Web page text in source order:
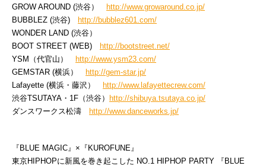
GROW AROUND (渋谷） http://www.growaround.co.jp/
BUBBLEZ (渋谷) http://bubblez601.com/
WONDER LAND (渋谷）
BOOT STREET (WEB) http://bootstreet.net/
YSM（代官山） http://www.ysm23.com/
GEMSTAR (横浜） http://gem-star.jp/
Lafayette (横浜・藤沢） http://www.lafayettecrew.com/
渋谷TSUTAYA・1F（渋谷） http://shibuya.tsutaya.co.jp/
ダンスワークス松濤 http://www.danceworks.jp/
『BLUE MAGIC』×『KUROFUNE』
東京HIPHOPに新風を巻き起こした NO.1 HIPHOP PARTY 『BLUE